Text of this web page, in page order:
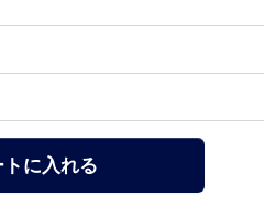
トに入れる